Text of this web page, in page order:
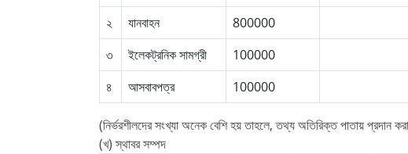
২
যানবাহন
800000
৩
ইলেকট্রনিক সামগ্রী
100000
৪
আসবাবপত্র 100000
(নির্ভরশীলদের সংখ্যা অনেক বেশি হয় তাহলে, তথ্য অতিরিক্ত পাতায় প্রদান
(খ) স্থাবর সম্পদ